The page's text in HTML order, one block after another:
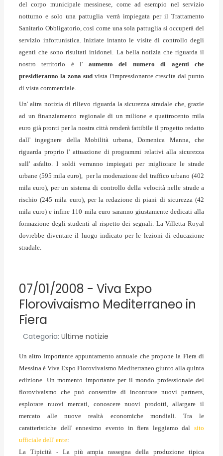
del corpo municipale messinese, come ad esempio nel servizio
notturno e solo una pattuglia verrà impiegata per il Trattamento
Sanitario Obbligatorio, così come una sola pattuglia si occuperà del
servizio infortunistica. Iniziate intanto le visite di controllo degli
agenti che sono risultati inidonei. La bella notizia che riguarda il
nostro territorio è l' aumento del numero di agenti che
presidieranno la zona sud vista l'impressionante crescita dal punto
di vista commerciale.
Un' altra notizia di rilievo riguarda la sicurezza stradale che, grazie
ad un finanziamento regionale di un milione e quattrocento mila
euro già pronti per la nostra città renderà fattibile il progetto redatto
dall' ingegnere della Mobilità urbana, Domenica Manna, che
riguarda proprio l' attuazione di programmi relativi alla sicurezza
sull' asfalto. I soldi verranno impiegati per migliorare le strade
urbane (595 mila euro), per la moderazione del traffico urbano (402
mila euro), per un sistema di controllo della velocità nelle strade a
rischio (245 mila euro), per la redazione di piani di sicurezza (42
mila euro) e infine 110 mila euro saranno giustamente dedicati alla
formazione degli studenti al rispetto dei segnali. La Villetta Royal
dovrebbe diventare il luogo indicato per le lezioni di educazione
stradale.
07/01/2008 - Viva Expo
Florovivaismo Mediterraneo in
Fiera
Categoria: Ultime notizie
Un altro importante appuntamento annuale che propone la Fiera di
Messina è Viva Expo Florovivaismo Mediterraneo giunto alla quinta
edizione. Un momento importante per il mondo professionale del
florovivaismo che può consentire di incontrare nuovi partners,
esplorare nuovi mercati, conoscere nuovi prodotti, allargare il
mercato alle nuove realtà economiche mondiali. Tra le
caratteristiche dell' ennesimo evento in fiera leggiamo dal sito
ufficiale dell' ente:
La Tipicità- La più ampia rassegna della produzione tipica